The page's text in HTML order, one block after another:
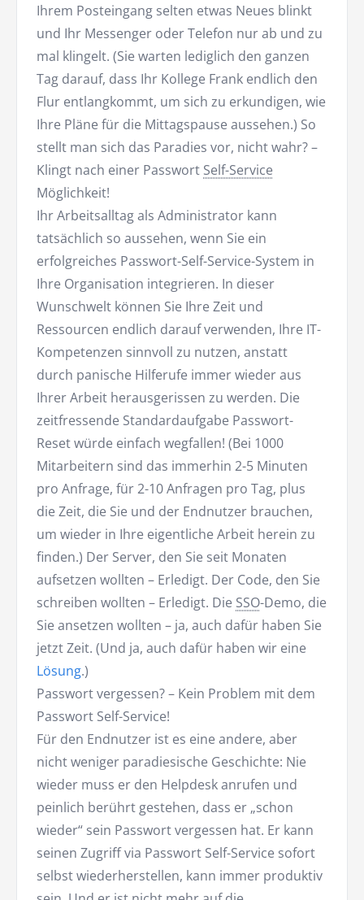
Ihrem Posteingang selten etwas Neues blinkt
und Ihr Messenger oder Telefon nur ab und zu
mal klingelt. (Sie warten lediglich den ganzen
Tag darauf, dass Ihr Kollege Frank endlich den
Flur entlangkommt, um sich zu erkundigen, wie
Ihre Pläne für die Mittagspause aussehen.) So
stellt man sich das Paradies vor, nicht wahr? –
Klingt nach einer Passwort Self-Service
Möglichkeit!
Ihr Arbeitsalltag als Administrator kann
tatsächlich so aussehen, wenn Sie ein
erfolgreiches Passwort-Self-Service-System in
Ihre Organisation integrieren. In dieser
Wunschwelt können Sie Ihre Zeit und
Ressourcen endlich darauf verwenden, Ihre IT-
Kompetenzen sinnvoll zu nutzen, anstatt
durch panische Hilferufe immer wieder aus
Ihrer Arbeit herausgerissen zu werden. Die
zeitfressende Standardaufgabe Passwort-
Reset würde einfach wegfallen! (Bei 1000
Mitarbeitern sind das immerhin 2-5 Minuten
pro Anfrage, für 2-10 Anfragen pro Tag, plus
die Zeit, die Sie und der Endnutzer brauchen,
um wieder in Ihre eigentliche Arbeit herein zu
finden.) Der Server, den Sie seit Monaten
aufsetzen wollten – Erledigt. Der Code, den Sie
schreiben wollten – Erledigt. Die SSO-Demo, die
Sie ansetzen wollten – ja, auch dafür haben Sie
jetzt Zeit. (Und ja, auch dafür haben wir eine
Lösung.)
Passwort vergessen? – Kein Problem mit dem
Passwort Self-Service!
Für den Endnutzer ist es eine andere, aber
nicht weniger paradiesische Geschichte: Nie
wieder muss er den Helpdesk anrufen und
peinlich berührt gestehen, dass er „schon
wieder“ sein Passwort vergessen hat. Er kann
seinen Zugriff via Passwort Self-Service sofort
selbst wiederherstellen, kann immer produktiv